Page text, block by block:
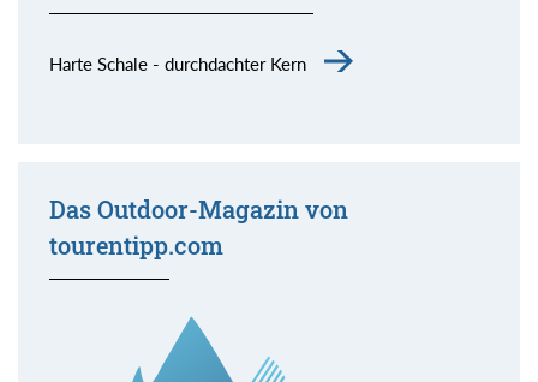
Harte Schale - durchdachter Kern
Das Outdoor-Magazin von
tourentipp.com